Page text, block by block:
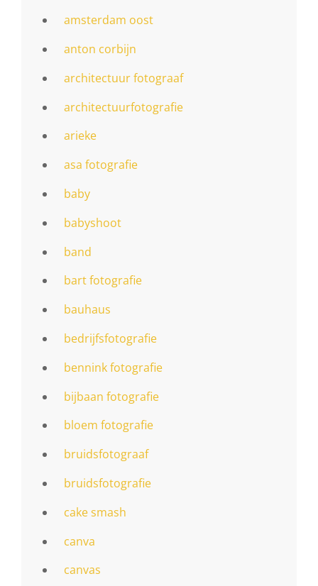
amsterdam oost
anton corbijn
architectuur fotograaf
architectuurfotografie
arieke
asa fotografie
baby
babyshoot
band
bart fotografie
bauhaus
bedrijfsfotografie
bennink fotografie
bijbaan fotografie
bloem fotografie
bruidsfotograaf
bruidsfotografie
cake smash
canva
canvas